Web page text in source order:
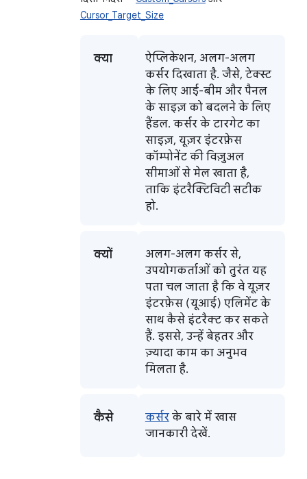
Cursor_Target_Size
क्या
ऐप्लिकेशन, अलग-अलग
कर्सर दिखाता है. जैसे, टेक्स्ट
के लिए आई-बीम और पैनल
के साइज़ को बदलने के लिए
हैंडल. कर्सर के टारगेट का
साइज़, यूज़र इंटरफ़ेस
कॉम्पोनेंट की विज़ुअल
सीमाओं से मेल खाता है,
ताकि इंटरैक्टिविटी सटीक
हो.
क्यों
अलग-अलग कर्सर से,
उपयोगकर्ताओं को तुरंत यह
पता चल जाता है कि वे यूज़र
इंटरफ़ेस (यूआई) एलिमेंट के
साथ कैसे इंटरैक्ट कर सकते
हैं. इससे, उन्हें बेहतर और
ज़्यादा काम का अनुभव
मिलता है.
कैसे कर्सरके बारे में खास
जानकारी देखें.